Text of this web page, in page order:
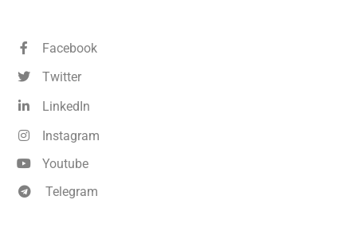
Facebook
Twitter
LinkedIn
Instagram
Youtube
Telegram